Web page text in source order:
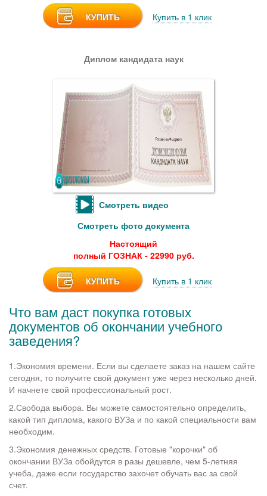
КУПИТЬ Купить в 1 клик
Диплом кандидата наук
Смотреть видео
Смотреть фото документа
Настоящий
полный ГОЗНАК - 22990 руб.
КУПИТЬ Купить в 1 клик
Что вам даст покупка готовых
документов об окончании учебного
заведения?
1.Экономия времени. Если вы сделаете заказ на нашем сайте
сегодня, то получите свой документ уже через несколько дней.
И начнете свой профессиональный рост.
2.Свобода выбора. Вы можете самостоятельно определить,
какой тип диплома, какого ВУЗа и по какой специальности вам
необходим.
3.Экономия денежных средств. Готовые "корочки" об
окончании ВУЗа обойдутся в разы дешевле, чем 5-летняя
учеба, даже если государство захочет обучать вас за свой
счет.